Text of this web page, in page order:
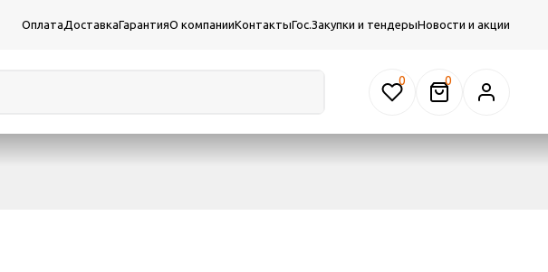
ОплатаДоставкаГарантияО компанииКонтактыГос.Закупки и тендерыНовости и акции
0